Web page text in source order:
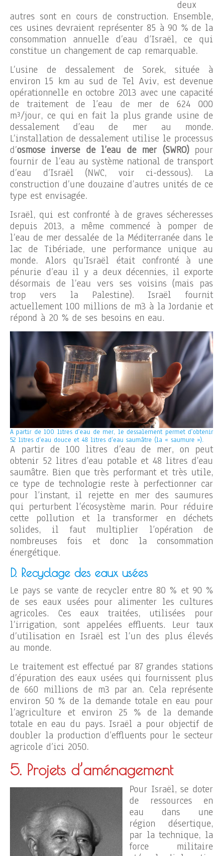
deux
autres sont en cours de construction. Ensemble,
ces usines devraient représenter 85 à 90 % de la
consommation annuelle d’eau d’Israël, ce qui
constitue un changement de cap remarquable.
L’usine de dessalement de Sorek, située à
environ 15 km au sud de Tel Aviv, est devenue
opérationnelle en octobre 2013 avec une capacité
de traitement de l’eau de mer de 624 000
m³/jour, ce qui en fait la plus grande usine de
dessalement d’eau de mer au monde.
L’installation de dessalement utilise le processus
d’osmose inverse de l’eau de mer (SWRO)pour
fournir de l’eau au système national de transport
d’eau d’Israël (NWC, voir ci-dessous). La
construction d’une douzaine d’autres unités de ce
type est envisagée.
Israël, qui est confronté à de graves sécheresses
depuis 2013, a même commencé à pomper de
l’eau de mer dessalée de la Méditerranée dans le
lac de Tibériade, une performance unique au
monde. Alors qu’Israël était confronté à une
pénurie d’eau il y a deux décennies, il exporte
désormais de l’eau vers ses voisins (mais pas
trop vers la Palestine). Israël fournit
actuellement 100 millions de m3 à la Jordanie et
répond à 20 % de ses besoins en eau.
A partir de 100 litres d’eau de mer, le dessalement permet d’obtenir
52 litres d’eau douce et 48 litres d’eau saumâtre (la « saumure »).
A partir de 100 litres d’eau de mer, on peut
obtenir 52 litres d’eau potable et 48 litres d’eau
saumâtre. Bien que très performant et très utile,
ce type de technologie reste à perfectionner car
pour l’instant, il rejette en mer des saumures
qui perturbent l’écosystème marin. Pour réduire
cette pollution et la transformer en déchets
solides, il faut multiplier l’opération de
nombreuses fois et donc la consommation
énergétique.
D. Recyclage des eaux usées
Le pays se vante de recycler entre 80 % et 90 %
de ses eaux usées pour alimenter les cultures
agricoles. Ces eaux traitées, utilisées pour
l’irrigation, sont appelées effluents. Leur taux
d’utilisation en Israël est l’un des plus élevés
au monde.
Le traitement est effectué par 87 grandes stations
d’épuration des eaux usées qui fournissent plus
de 660 millions de m3 par an. Cela représente
environ 50 % de la demande totale en eau pour
l’agriculture et environ 25 % de la demande
totale en eau du pays. Israël a pour objectif de
doubler la production d’effluents pour le secteur
agricole d’ici 2050.
5. Projets d’aménagement
Pour Israël, se doter
de ressources en
eau dans une
région désertique,
par la technique, la
force militaire